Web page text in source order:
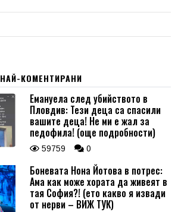
НАЙ-КОМЕНТИРАНИ
Емануела след убийството в
Пловдив: Тези деца са спасили
вашите деца! Не ми е жал за
педофила! (още подробности)
59759 0
Боневата Нона Йотова в потрес:
Ама как може хората да живеят в
тая София?! (ето какво я извади
от нерви – ВИЖ ТУК)